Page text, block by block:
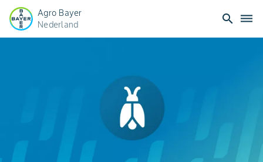
Agro Bayer
Nederland
search dehaze